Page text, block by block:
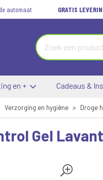
automaat GRATIS
en + Cadeaus &
Verzorging en hygiëne Droge
Gel